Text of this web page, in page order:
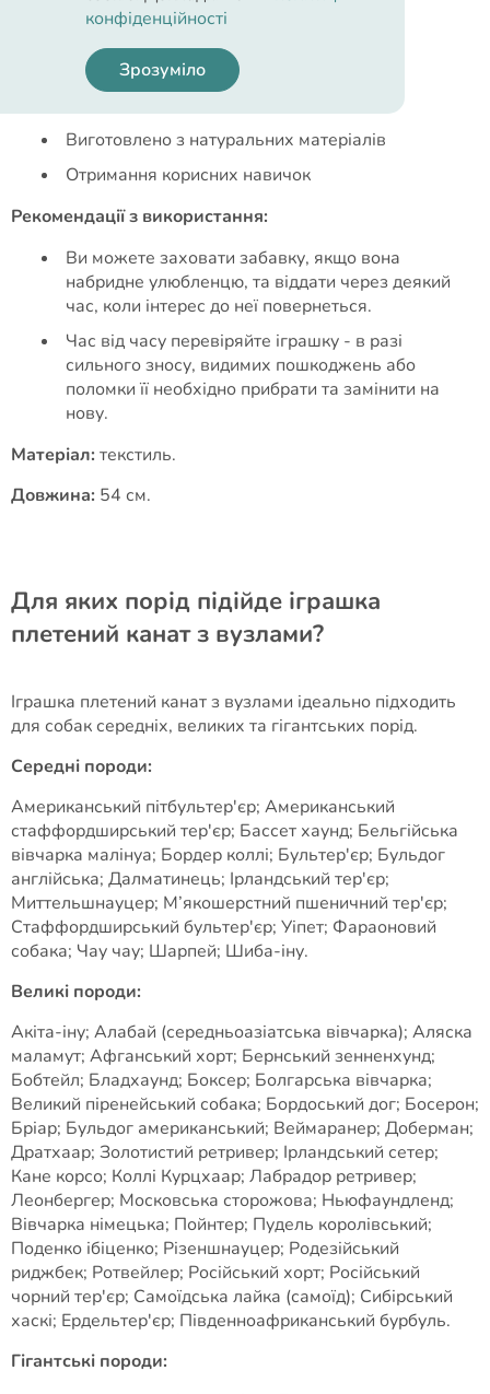
Ідеальна жорсткість
Відсутність шкоди
Виготовлено з натуральних матеріалів
Отримання корисних навичок
Рекомендації з використання:
Ви можете заховати забавку, якщо вона
набридне улюбленцю, та віддати через деякий
час, коли інтерес до неї повернеться.
Час від часу перевіряйте іграшку - в разі
сильного зносу, видимих пошкоджень або
поломки її необхідно прибрати та замінити на
нову.
Матеріал: текстиль.
Довжина: 54 см.
Для яких порід підійде іграшка
плетений канат з вузлами?
Іграшка плетений канат з вузлами ідеально підходить
для собак середніх, великих та гігантських порід.
Середні породи:
Американський пітбультер'єр; Американський
стаффордширський тер'єр; Бассет хаунд; Бельгійська
вівчарка малінуа; Бордер коллі; Бультер'єр; Бульдог
англійська; Далматинець; Ірландський тер'єр;
Миттельшнауцер; М’якошерстний пшеничний тер'єр;
Стаффордширський бультер'єр; Уіпет; Фараоновий
собака; Чау чау; Шарпей; Шиба-іну.
Великі породи:
Акіта-іну; Алабай (середньоазіатська вівчарка); Аляска
маламут; Афганський хорт; Бернський зенненхунд;
Бобтейл; Бладхаунд; Боксер; Болгарська вівчарка;
Великий піренейський собака; Бордоський дог; Босерон;
Бріар; Бульдог американський; Веймаранер; Доберман;
Дратхаар; Золотистий ретривер; Ірландський сетер;
Кане корсо; Коллі Курцхаар; Лабрадор ретривер;
Леонбергер; Московська сторожова; Ньюфаундленд;
Вівчарка німецька; Пойнтер; Пудель королівський;
Поденко ібіценко; Різеншнауцер; Родезійський
риджбек; Ротвейлер; Російський хорт; Російський
чорний тер'єр; Самоїдська лайка (самоїд); Сибірський
хаскі; Ердельтер'єр; Південноафриканський бурбуль.
Гігантські породи:
конфіденційності
Зрозуміло